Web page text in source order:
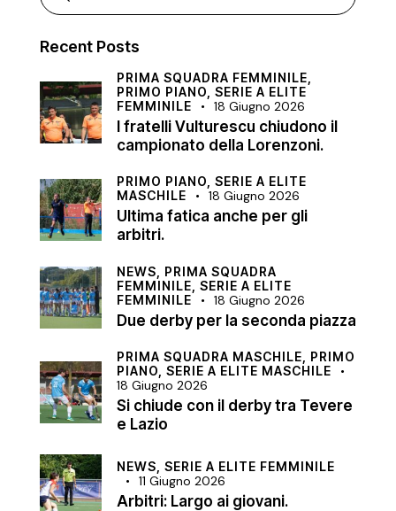
Recent Posts
PRIMA SQUADRA FEMMINILE,
PRIMO PIANO, SERIE A ELITE
FEMMINILE
18 Giugno 2026
I fratelli Vulturescu chiudono il
campionato della Lorenzoni.
PRIMO PIANO, SERIE A ELITE
MASCHILE
18 Giugno 2026
Ultima fatica anche per gli
arbitri.
NEWS, PRIMA SQUADRA
FEMMINILE, SERIE A ELITE
FEMMINILE
18 Giugno 2026
Due derby per la seconda piazza
PRIMA SQUADRA MASCHILE, PRIMO
PIANO, SERIE A ELITE MASCHILE
18 Giugno 2026
Si chiude con il derby tra Tevere
e Lazio
NEWS, SERIE A ELITE FEMMINILE
11 Giugno 2026
Arbitri: Largo ai giovani.